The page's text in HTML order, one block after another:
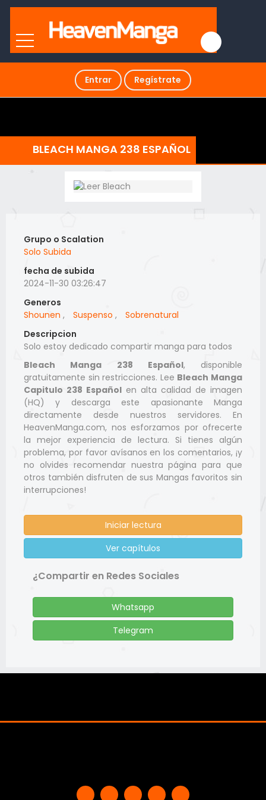
Entrar Regístrate
BLEACH MANGA 238 ESPAÑOL
Grupo o Scalation
Solo Subida
fecha de subida
2024-11-30 03:26:47
Generos
Shounen , Suspenso ,
Sobrenatural
Descripcion
Solo estoy dedicado compartir manga para todos
Bleach Manga 238 Español, disponible
gratuitamente sin restricciones. Lee Bleach Manga
Capitulo 238 Español en alta calidad de imagen
(HQ) y descarga este apasionante Manga
directamente desde nuestros servidores. En
HeavenManga.com, nos esforzamos por ofrecerte
la mejor experiencia de lectura. Si tienes algún
problema, por favor avísanos en los comentarios, ¡y
no olvides recomendar nuestra página para que
otros también disfruten de sus Mangas favoritos sin
interrupciones!
Iniciar lectura
Ver capítulos
¿Compartir en Redes Sociales
Whatsapp
Telegram